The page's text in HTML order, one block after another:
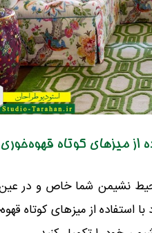
نشیمن شما خاص و در
استفاده از میزهای کوتاه